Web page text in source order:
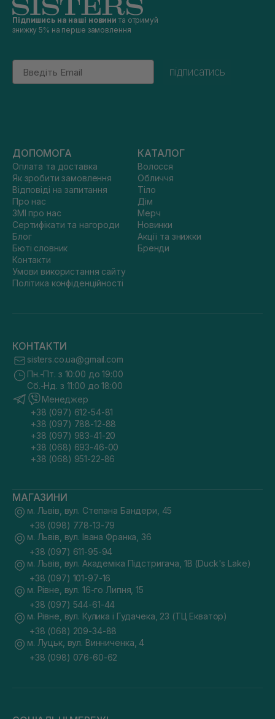
Підпишись на наші новини та отримуй
знижку 5% на перше замовлення
Email
підписатись
ДОПОМОГА
Оплата та доставка
Як зробити замовлення
Відповіді на запитання
Про нас
ЗМІ про нас
Сертифікати та нагороди
Блог
Бюті словник
Контакти
Умови використання сайту
Політика конфіденційності
КАТАЛОГ
Волосся
Обличчя
Тіло
Дім
Мерч
Новинки
Акції та знижки
Бренди
КОНТАКТИ
sisters.co.ua@gmail.com
Пн.-Пт. з 10:00 до 19:00
Сб.-Нд. з 11:00 до 18:00
Менеджер
+38 (097) 612-54-81
+38 (097) 788-12-88
+38 (097) 983-41-20
+38 (068) 693-46-00
+38 (068) 951-22-86
МАГАЗИНИ
м. Львів, вул. Степана Бандери, 45
+38 (098) 778-13-79
м. Львів, вул. Івана Франка, 36
+38 (097) 611-95-94
м. Львів, вул. Академіка Підстригача, 1В (Duck's Lake)
+38 (097) 101-97-16
м. Рівне, вул. 16-го Липня, 15
+38 (097) 544-61-44
м. Рівне, вул. Кулика і Гудачека, 23 (ТЦ Екватор)
+38 (068) 209-34-88
м. Луцьк, вул. Винниченка, 4
+38 (098) 076-60-62